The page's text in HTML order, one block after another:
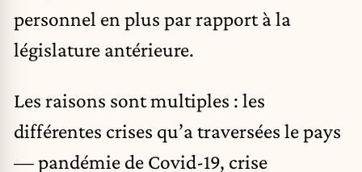
personnel en plus par rapport à la
législature antérieure.
Les raisons sont multiples : les
différentes crises qu’a traversées le pays
— pandémie de Covid-19, crise